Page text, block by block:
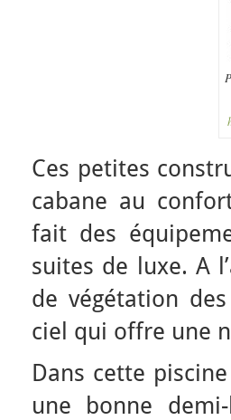
Ces petites
cabane au
fait des
suites de luxe. A
de végétation
ciel qui offre une
Dans cette
une bonne